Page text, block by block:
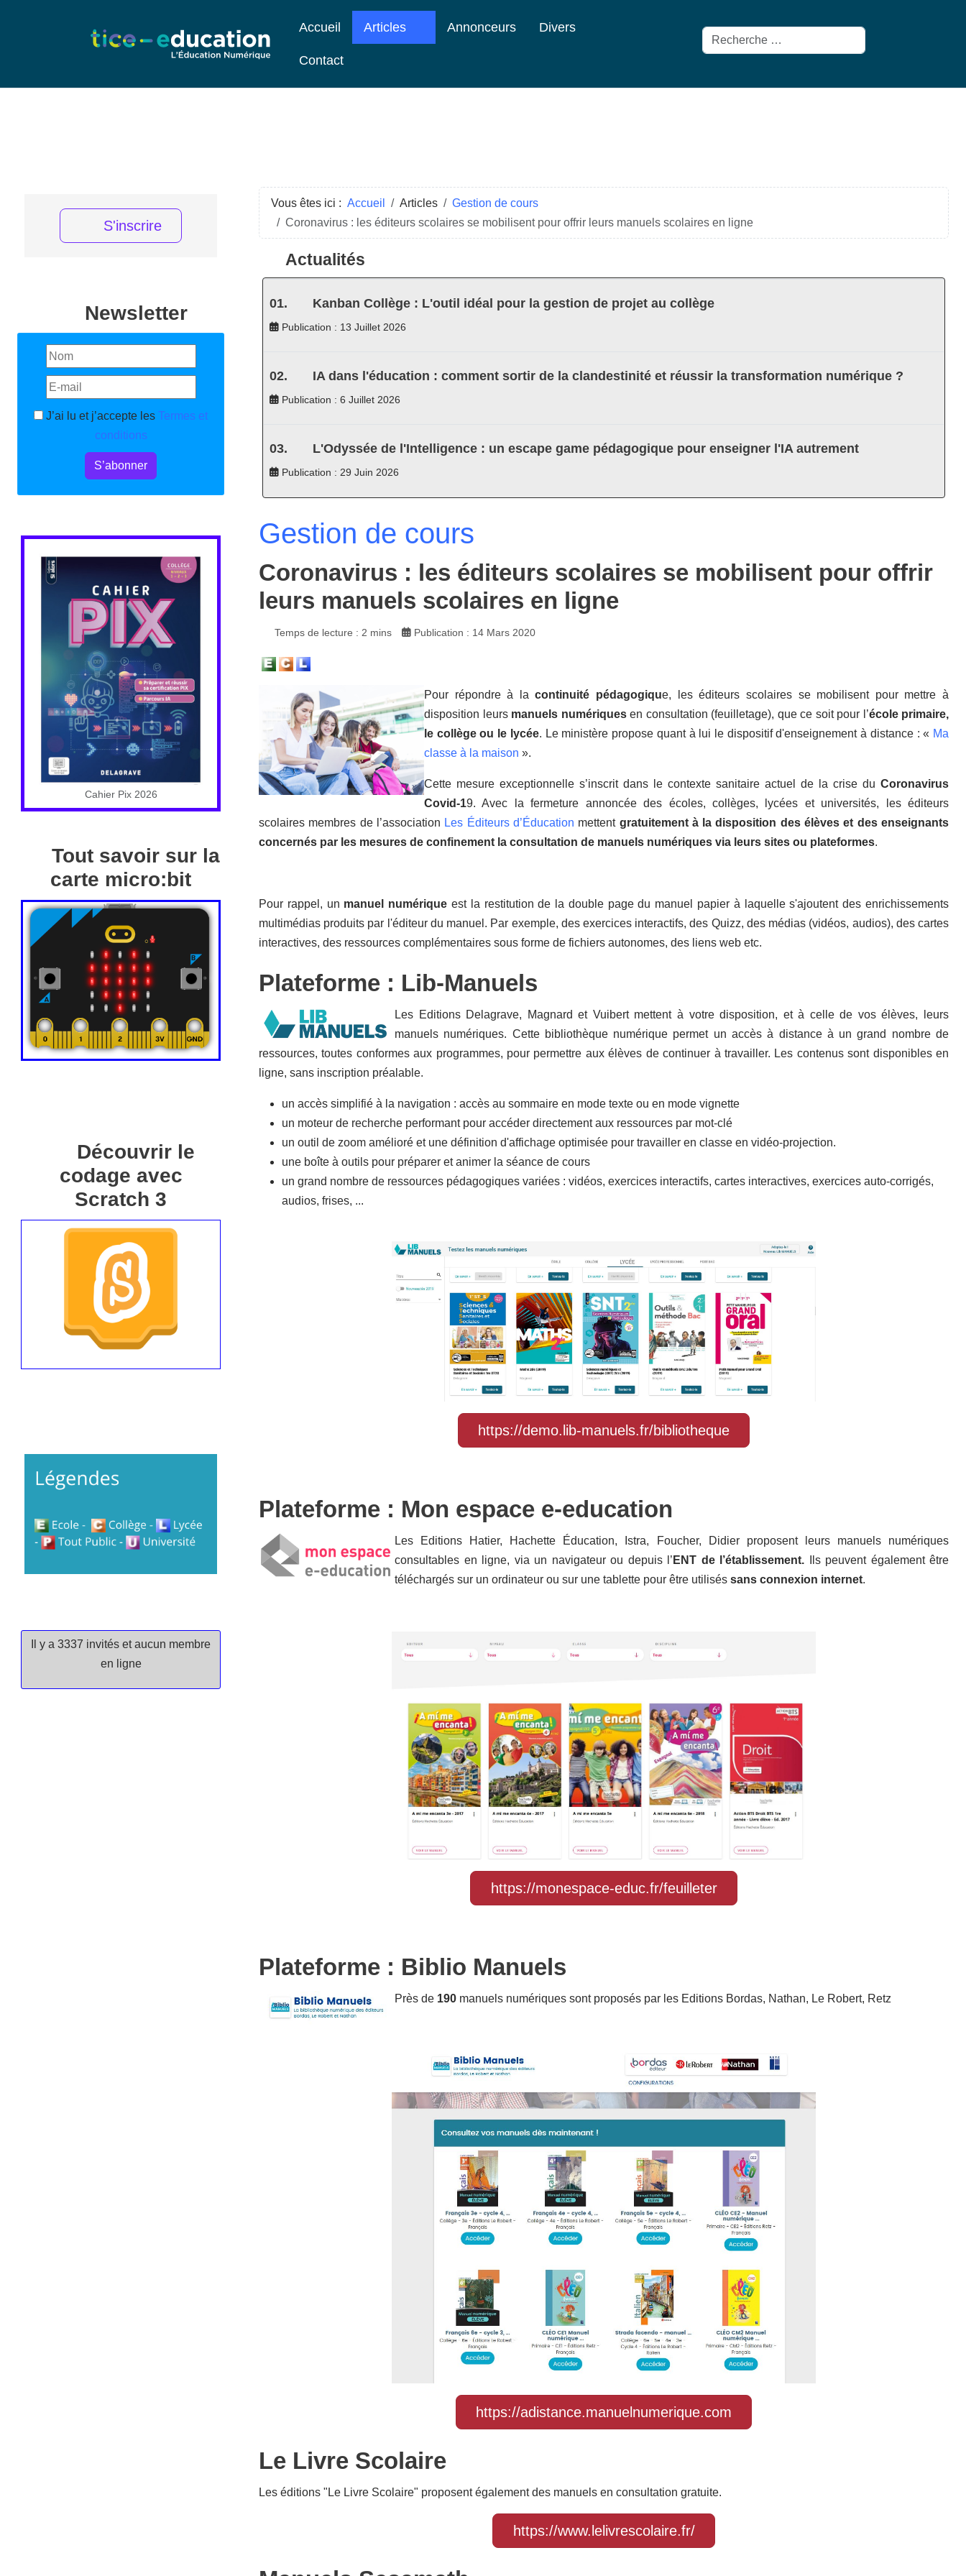
Accueil Articles Annonceurs Divers
Contact
Rechercher
S'inscrire
Newsletter
J’ai lu et j’accepte les Termes et
conditions
S’abonner
Cahier Pix 2026
Tout savoir sur la
carte micro:bit
Découvrir le
codage avec
Scratch 3
Il y a 3337 invités et aucun membre
en ligne
Vous êtes ici : Accueil Articles
Gestion de cours
Coronavirus : les éditeurs scolaires se mobilisent pour offrir leurs manuels scolaires en ligne
Actualités
Kanban Collège : L'outil idéal pour la gestion de projet au collège
Publication : 13 Juillet 2026
IA dans l'éducation : comment sortir de la clandestinité et réussir la transformation numérique ?
Publication : 6 Juillet 2026
L'Odyssée de l'Intelligence : un escape game pédagogique pour enseigner l'IA autrement
Publication : 29 Juin 2026
Gestion de cours
Coronavirus : les éditeurs scolaires se mobilisent pour offrir
leurs manuels scolaires en ligne
Temps de lecture : 2 mins Publication : 14 Mars 2020
Pour répondre à lacontinuité pédagogique, les éditeurs scolaires se mobilisent pour mettre à
disposition leurs manuels numériquesen consultation (feuilletage), que ce soit pour l’école primaire,
le collège ou le lycée. Le ministère propose quant à lui le dispositif d'enseignement à distance : « Ma
classe à la maison ».
Cette mesure exceptionnelle s’inscrit dans le contexte sanitaire actuel de la crise du Coronavirus
Covid-19. Avec la fermeture annoncée des écoles, collèges, lycées et universités, les éditeurs
scolaires membres de l’association Les Éditeurs d’Éducation mettent gratuitement à la disposition des élèves et des enseignants
concernés par les mesures de confinement la consultation de manuels numériques via leurs sites ou plateformes.
Pour rappel, un manuel numérique est la restitution de la double page du manuel papier à laquelle s'ajoutent des enrichissements
multimédias produits par l'éditeur du manuel. Par exemple, des exercices interactifs, des Quizz, des médias (vidéos, audios), des cartes
interactives, des ressources complémentaires sous forme de fichiers autonomes, des liens web etc.
Plateforme : Lib-Manuels
Les EditionsDelagrave, Magnard et Vuibert mettent à votre disposition, et à celle de vos élèves, leurs
manuels numériques. Cette bibliothèque numérique permet un accès à distance à un grand nombre de
ressources, toutes conformes aux programmes, pour permettre aux élèves de continuer à travailler. Les contenus sont disponibles en
ligne, sans inscription préalable.
un accès simplifié à la navigation : accès au sommaire en mode texte ou en mode vignette
un moteur de recherche performant pour accéder directement aux ressources par mot-clé
un outil de zoom amélioré et une définition d'affichage optimisée pour travailler en classe en vidéo-projection.
une boîte à outils pour préparer et animer la séance de cours
un grand nombre de ressources pédagogiques variées : vidéos, exercices interactifs, cartes interactives, exercices auto-corrigés,
audios, frises, ...
https://demo.lib-manuels.fr/bibliotheque
Plateforme : Mon espace e-education
Les Editions Hatier, Hachette Éducation, Istra, Foucher, Didier proposent leurs manuels numériques
consultables en ligne, via un navigateur ou depuis l’ ENT de l’établissement. Ils peuvent également être
téléchargés sur un ordinateur ou sur une tablette pour être utilisés sans connexion internet.
https://monespace-educ.fr/feuilleter
Plateforme : Biblio Manuels
Près de 190 manuels numériques sont proposés par les Editions Bordas, Nathan, Le Robert, Retz
https://adistance.manuelnumerique.com
Le Livre Scolaire
Les éditions "Le Livre Scolaire" proposent également des manuels en consultation gratuite.
https://www.lelivrescolaire.fr/